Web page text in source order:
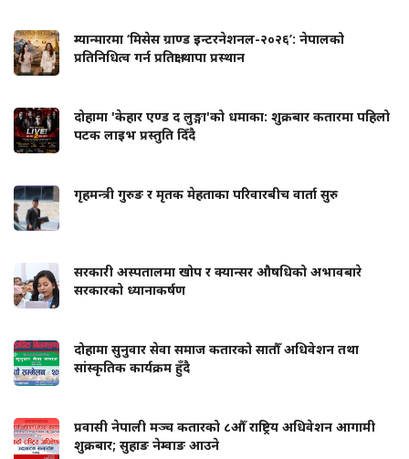
म्यान्मारमा ‘मिसेस ग्राण्ड इन्टरनेशनल-२०२६’: नेपालको
प्रतिनिधित्व गर्न प्रतिक्षा थापा प्रस्थान
दोहामा 'केहार एण्ड द लुङ्गा'को धमाका: शुक्रबार कतारमा पहिलो
पटक लाइभ प्रस्तुति दिँदै
गृहमन्त्री गुरुङ र मृतक मेहताका परिवारबीच वार्ता सुरु
सरकारी अस्पतालमा खोप र क्यान्सर औषधिको अभावबारे
सरकारको ध्यानाकर्षण
दोहामा सुनुवार सेवा समाज कतारको सातौँ अधिवेशन तथा
सांस्कृतिक कार्यक्रम हुँदै
प्रवासी नेपाली मञ्च कतारको ८औँ राष्ट्रिय अधिवेशन आगामी
शुक्रबार; सुहाङ नेम्वाङ आउने